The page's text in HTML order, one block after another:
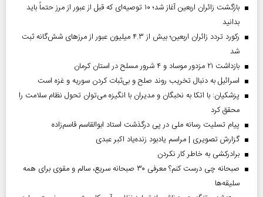
بازگشت زائران اربعین آغاز شد؛ ۱۰ توصیه‌ای که قبل از عبور از مرز حتماً باید
بدانید
رکورد تردد زائران اربعین؛ بیش از ۴.۳ میلیون عبور از مرزهای شش‌گانه ثبت
شد
بازداشت ۲۱ مزدور موساد و ۴ شرور مسلح در استان کرمان
اسرائیل به دنبال تخریب روند صلح و بی‌ثبات کردن سوریه و غزه است
پزشکیان: با اتکا به نخبگان و مدیران با انگیزه می‌توان تحول نظام سلامت را
محقق کرد
پیام تسلیت رسانه ملی در پی درگذشت استاد ابوالقاسم قاسم‌زاده
گزارش تصویری | مراسم یادبود زنده‌یاد اکبر عبدی
برادرکشی به خاطر کار نکردن
صبحانه چی درست کنم؟ معرفی ۳۰ صبحانه سریع، سالم و مقوی برای همه
سلیقه‌ها